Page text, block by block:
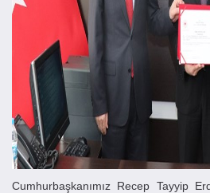
Cumhurbaşkanımız Recep Tayyip